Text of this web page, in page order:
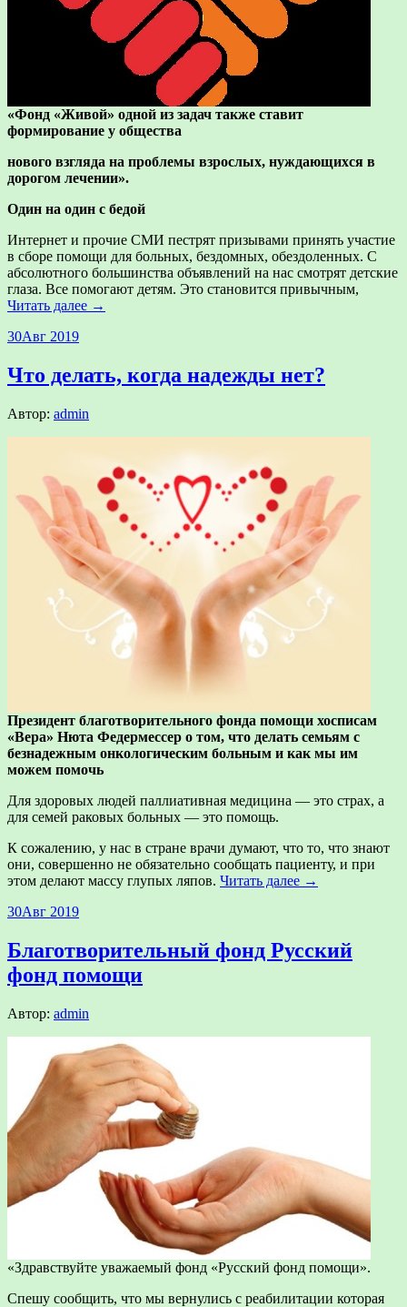
«Фонд «Живой» одной из задач также ставит
формирование у общества
нового взгляда на проблемы взрослых, нуждающихся в
дорогом лечении».
Один на один с бедой
Интернет и прочие СМИ пестрят призывами принять участие
в сборе помощи для больных, бездомных, обездоленных. С
абсолютного большинства объявлений на нас смотрят детские
глаза. Все помогают детям. Это становится привычным,
Читать далее →
30Авг 2019
Что делать, когда надежды нет?
Автор: admin
Президент благотворительного фонда помощи хосписам
«Вера» Нюта Федермессер о том, что делать семьям с
безнадежным онкологическим больным и как мы им
можем помочь
Для здоровых людей паллиативная медицина — это страх, а
для семей раковых больных — это помощь.
К сожалению, у нас в стране врачи думают, что то, что знают
они, совершенно не обязательно сообщать пациенту, и при
этом делают массу глупых ляпов. Читать далее →
30Авг 2019
Благотворительный фонд Русский
фонд помощи
Автор: admin
«Здравствуйте уважаемый фонд «Русский фонд помощи».
Спешу сообщить, что мы вернулись с реабилитации которая